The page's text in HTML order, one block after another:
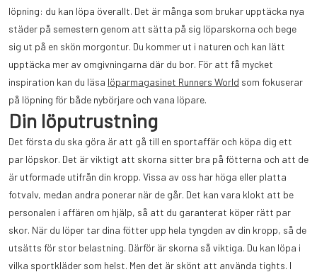
löpning: du kan löpa överallt. Det är många som brukar upptäcka nya
städer på semestern genom att sätta på sig löparskorna och bege
sig ut på en skön morgontur. Du kommer ut i naturen och kan lätt
upptäcka mer av omgivningarna där du bor. För att få mycket
inspiration kan du läsa löparmagasinet Runners World som fokuserar
på löpning för både nybörjare och vana löpare.
Din löputrustning
Det första du ska göra är att gå till en sportaffär och köpa dig ett
par löpskor. Det är viktigt att skorna sitter bra på fötterna och att de
är utformade utifrån din kropp. Vissa av oss har höga eller platta
fotvalv, medan andra ponerar när de går. Det kan vara klokt att be
personalen i affären om hjälp, så att du garanterat köper rätt par
skor. När du löper tar dina fötter upp hela tyngden av din kropp, så de
utsätts för stor belastning. Därför är skorna så viktiga. Du kan löpa i
vilka sportkläder som helst. Men det är skönt att använda tights. I